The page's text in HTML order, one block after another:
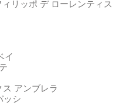
リッポ デ ローレンティス
イ
アンブレラ
ッシ